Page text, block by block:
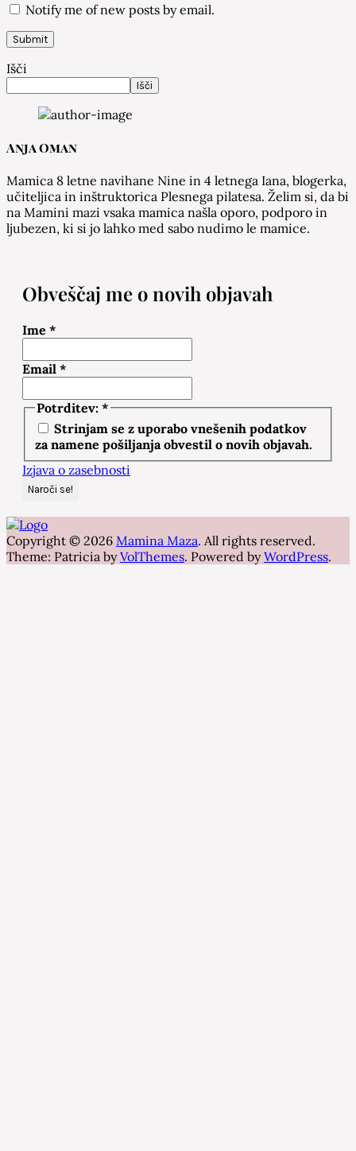
Notify me of new posts by email.
Išči
Išči
Anja Oman
Mamica 8 letne navihane Nine in 4 letnega Iana, blogerka,
učiteljica in inštruktorica Plesnega pilatesa. Želim si, da bi
na Mamini mazi vsaka mamica našla oporo, podporo in
ljubezen, ki si jo lahko med sabo nudimo le mamice.
Obveščaj me o novih objavah
Ime *
Email *
Potrditev: *
Strinjam se z uporabo vnešenih podatkov
za namene pošiljanja obvestil o novih objavah.
Izjava o zasebnosti
Copyright © 2026 Mamina Maza. All rights reserved.
Theme: Patricia byVolThemes. Powered byWordPress.